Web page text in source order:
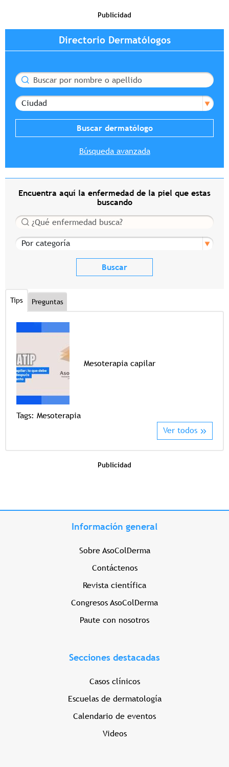
Publicidad
Directorio Dermatólogos
Buscar
Ciudad
Búsqueda avanzada
Encuentra aquí la enfermedad de la piel que estas
buscando
Buscar
Por categoría
Tips Preguntas
Mesoterapia capilar
Tags: Mesoterapia
Ver todos
Publicidad
Información general
Sobre AsoColDerma
Contáctenos
Revista científica
Congresos AsoColDerma
Paute con nosotros
Secciones destacadas
Casos clínicos
Escuelas de dermatología
Calendario de eventos
Videos